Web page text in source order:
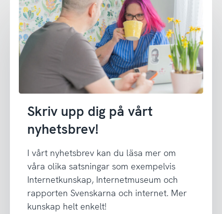
Skriv upp dig på vårt
nyhetsbrev!
I vårt nyhetsbrev kan du läsa mer om
våra olika satsningar som exempelvis
Internetkunskap, Internetmuseum och
rapporten Svenskarna och internet. Mer
kunskap helt enkelt!